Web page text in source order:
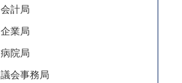
会計局
企業局
病院局
議会事務局